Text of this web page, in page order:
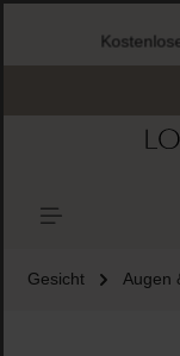
Gesicht Augen